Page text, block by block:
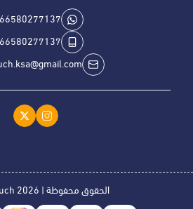
الحقوق محفوظة | 2026